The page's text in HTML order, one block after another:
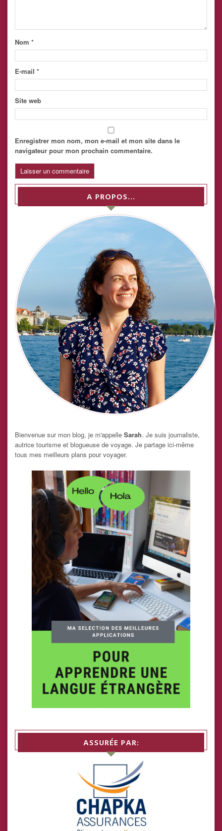
Nom *
E-mail *
Site web
Enregistrer mon nom, mon e-mail et mon site dans le
navigateur pour mon prochain commentaire.
A PROPOS…
Bienvenue sur mon blog, je m'appelle Sarah. Je suis journaliste,
autrice tourisme et blogueuse de voyage. Je partage ici-même
tous mes meilleurs plans pour voyager.
ASSURÉE PAR: